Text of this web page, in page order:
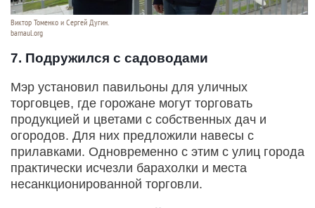
Виктор Томенко и Сергей Дугин.
barnaul.org
7. Подружился с садоводами
Мэр установил павильоны для уличных
торговцев, где горожане могут торговать
продукцией и цветами с собственных дач и
огородов. Для них предложили навесы с
прилавками. Одновременно с этим с улиц города
практически исчезли барахолки и места
несанкционированной торговли.